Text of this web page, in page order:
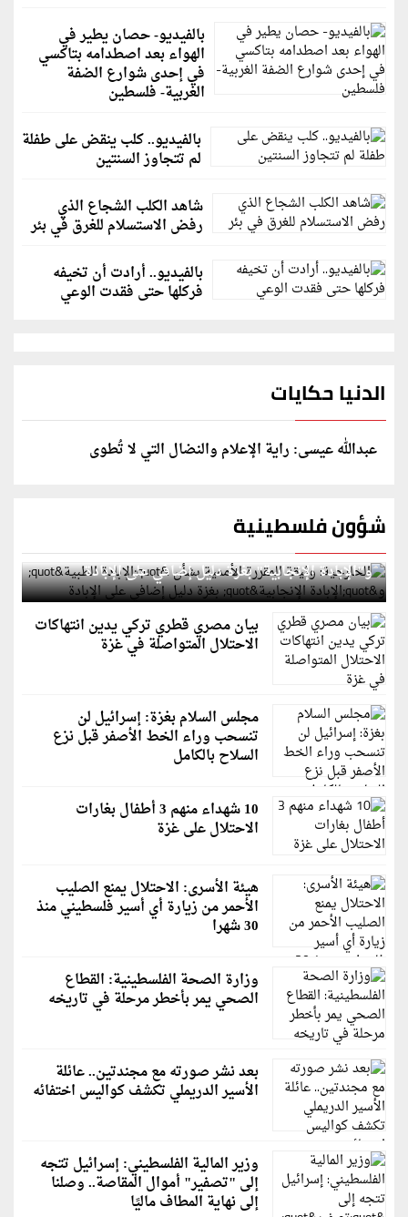
بالفيديو- حصان يطير في
الهواء بعد اصطدامه بتاكسي
في إحدى شوارع الضفة
الغربية- فلسطين
بالفيديو.. كلب ينقض على طفلة
لم تتجاوز السنتين
شاهد الكلب الشجاع الذي
رفض الاستسلام للغرق في بئر
بالفيديو.. أرادت أن تخيفه
فركلها حتى فقدت الوعي
الدنيا حكايات
عبدالله عيسى: راية الإعلام والنضال التي لا تُطوى
شؤون فلسطينية
الخارجية: وثيقة المقررة الأممية بشأن "الإبادة الطبية"
و"الإبادة الإنجابية" بغزة دليل إضافي على الإبادة
بيان مصري قطري تركي يدين انتهاكات
الاحتلال المتواصلة في غزة
مجلس السلام بغزة: إسرائيل لن
تنسحب وراء الخط الأصفر قبل نزع
السلاح بالكامل
10 شهداء منهم 3 أطفال بغارات
الاحتلال على غزة
هيئة الأسرى: الاحتلال يمنع الصليب
الأحمر من زيارة أي أسير فلسطيني منذ
30 شهرا
وزارة الصحة الفلسطينية: القطاع
الصحي يمر بأخطر مرحلة في تاريخه
بعد نشر صورته مع مجندتين.. عائلة
الأسير الدريملي تكشف كواليس اختفائه
وزير المالية الفلسطيني: إسرائيل تتجه
إلى "تصفير" أموال المقاصة.. وصلنا
إلى نهاية المطاف ماليًا